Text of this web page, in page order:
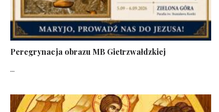
Peregrynacja obrazu MB Gietrzwałdzkiej
...